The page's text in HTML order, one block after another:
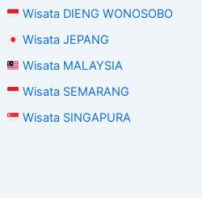
Wisata DIENG WONOSOBO
Wisata JEPANG
Wisata MALAYSIA
Wisata SEMARANG
Wisata SINGAPURA